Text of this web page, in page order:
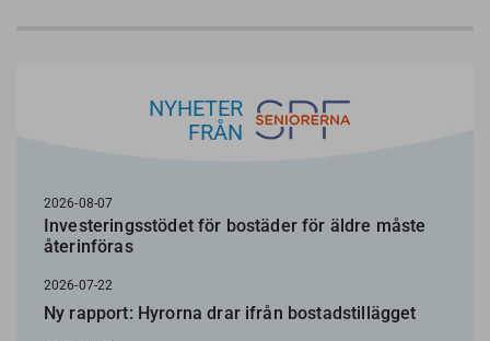
NYHETER
FRÅN
2026-08-07
Investeringsstödet för bostäder för äldre måste
återinföras
2026-07-22
Ny rapport: Hyrorna drar ifrån bostadstillägget